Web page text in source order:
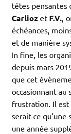
têtes pensantes
Carlioz et F.V.,
échéances,
et de manière
In fine, les
depuis mars
que cet
occasionnant au
frustration. Il est
serait-ce
une année